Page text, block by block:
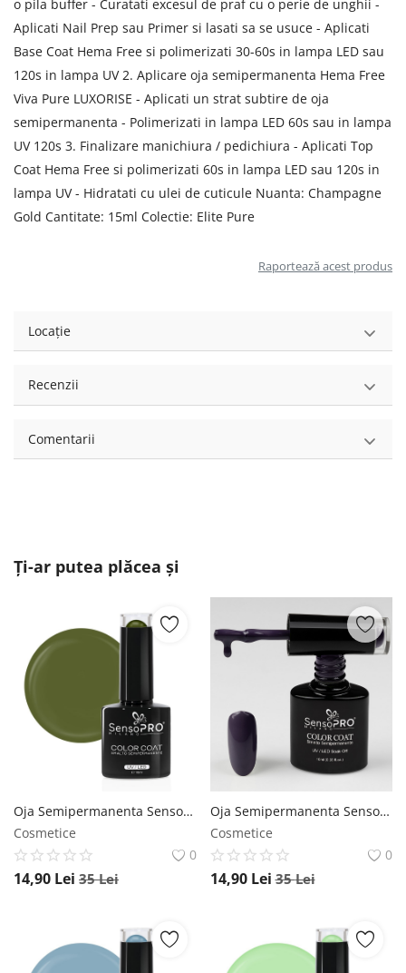
o pila buffer - Curatati excesul de praf cu o perie de unghii -
Aplicati Nail Prep sau Primer si lasati sa se usuce - Aplicati
Base Coat Hema Free si polimerizati 30-60s in lampa LED sau
120s in lampa UV 2. Aplicare oja semipermanenta Hema Free
Viva Pure LUXORISE - Aplicati un strat subtire de oja
semipermanenta - Polimerizati in lampa LED 60s sau in lampa
UV 120s 3. Finalizare manichiura / pedichiura - Aplicati Top
Coat Hema Free si polimerizati 60s in lampa LED sau 120s in
lampa UV - Hidratati cu ulei de cuticule Nuanta: Champagne
Gold Cantitate: 15ml Colectie: Elite Pure
Raportează acest produs
Locație
Recenzii
Comentarii
Ți-ar putea plăcea și
Oja Semipermanenta SensoPRO Milano 10ml - 158 Your Olive SensoPRO Milano
Cosmetice
0
14,90 Lei 35Lei
Oja Semipermanenta SensoPRO Milano 10ml - 121 Dark Purple Pearl SensoPRO Milano
Cosmetice
0
14,90 Lei 35Lei